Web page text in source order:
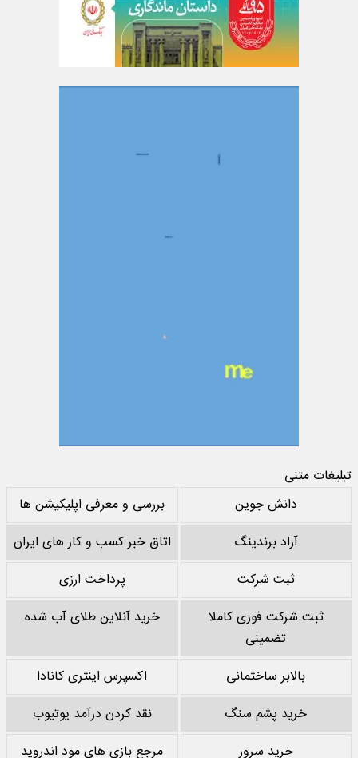
تبلیغات متنی
دانش جوین
بررسی و معرفی اپلیکیشن ها
آراد برندینگ
اتاق خبر کسب و کار های ایران
ثبت شرکت
پرداخت ارزی
ثبت شرکت فوری کاملا
تضمینی
خرید آنلاین طلای آب شده
بالابر ساختمانی
اکسپرس اینتری کانادا
خرید پشم سنگ
نقد کردن درآمد یوتیوب
خرید سرور
مرجع بازی های مود اندروید